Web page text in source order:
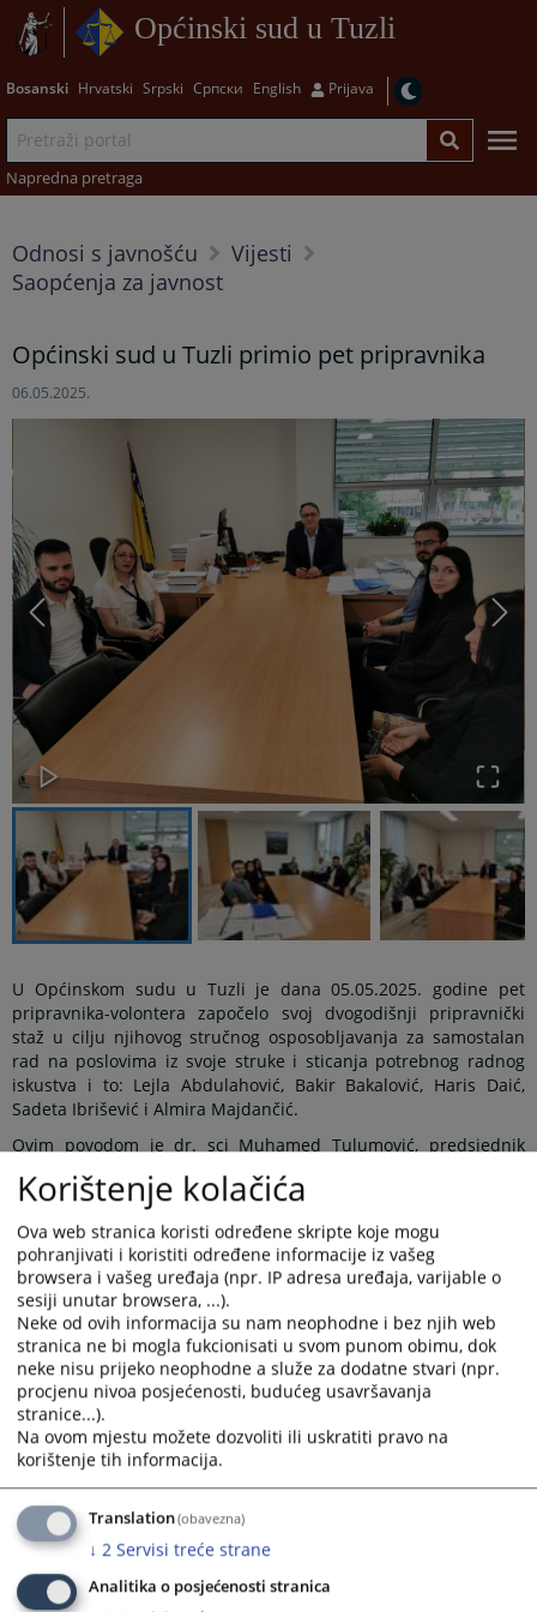
Općinski sud u Tuzli
Bosanski Hrvatski Srpski Српски English Prijava
Napredna pretraga
Odnosi s javnošću
Vijesti
Saopćenja za javnost
Općinski sud u Tuzli primio pet pripravnika
06.05.2025.
U Općinskom sudu u Tuzli je dana 05.05.2025. godine pet
pripravnika-volontera započelo svoj dvogodišnji pripravnički
staž u cilju njihovog stručnog osposobljavanja za samostalan
rad na poslovima iz svoje struke i sticanja potrebnog radnog
iskustva i to: Lejla Abdulahović, Bakir Bakalović, Haris Daić,
Sadeta Ibrišević i Almira Majdančić.
Ovim povodom je dr. sci Muhamed Tulumović, predsjednik
pripravnicima, kojem su prisustvovali sekretar suda Sidik
Hasanović i koordinator pripravnika Una Alić. Pripravnici su
upoznati sa novim konceptom edukacije pripravnika u
sudovima čiji je cilj unapređenje praktičnih i stručnih znanja i
vještina pripravnika kroz konkretno obavljanje sudskih
zadataka prema sačinjenim listama delegiranih zadataka sa
sudija na drugo osoblje kao rutinskim materijalima, koje je ovaj
sud kreirao u okviru Projekta Unapređenje efikasnosti sudija i
odgovornosti sudija i tužilaca u BiH, kojeg Visoko sudsko i
tužilačko vijeće Bosne i Hercegovine implementira u saradnji sa
Švedskom nacionalnom sudskom administracijom (SNCA).
Naglašena je važnost općinskog suda kao institucije za stručno
tokom njihovog dvogodišnjeg pripravničkog staža i uloge
pripravnika-volontera, koji svojim znanjem i radom daju
značajan doprinos uspješnom funkcionisanju suda u cjelini.
U narednom periodu posvetiće se posebna pažnja edukaciji
Korištenje kolačića
Ova web stranica koristi određene skripte koje mogu
pohranjivati i koristiti određene informacije iz vašeg
browsera i vašeg uređaja (npr. IP adresa uređaja, varijable o
sesiji unutar browsera, ...).
Neke od ovih informacija su nam neophodne i bez njih web
stranica ne bi mogla fukcionisati u svom punom obimu, dok
neke nisu prijeko neophodne a služe za dodatne stvari (npr.
procjenu nivoa posjećenosti, budućeg usavršavanja
stranice...).
Na ovom mjestu možete dozvoliti ili uskratiti pravo na
korištenje tih informacija.
Translation(obavezna)
↓ 2 Servisi treće strane
Analitika o posjećenosti stranica